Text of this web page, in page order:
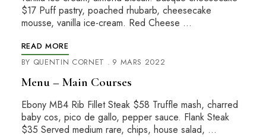
$17 Puff pastry, poached rhubarb, cheesecake
mousse, vanilla ice-cream. Red Cheese …
READ MORE
BY QUENTIN CORNET 9 MARS 2022
Menu – Main Courses
Ebony MB4 Rib Fillet Steak $58 Truffle mash, charred
baby cos, pico de gallo, pepper sauce. Flank Steak
$35 Served medium rare, chips, house salad, …